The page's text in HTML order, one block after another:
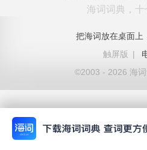
海词词典，十
把海词放在桌面上
触屏版
|
©2003 - 2026 海